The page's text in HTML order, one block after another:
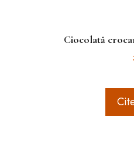
Ciocolată